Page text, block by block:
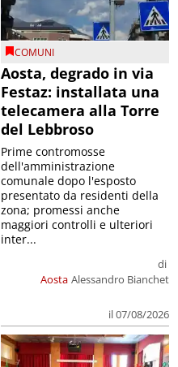
COMUNI
Aosta, degrado in via
Festaz: installata una
telecamera alla Torre
del Lebbroso
Aosta
di
Alessandro Bianchet
il 07/08/2026
Prime contromosse
dell'amministrazione
comunale dopo l'esposto
presentato da residenti della
zona; promessi anche
maggiori controlli e ulteriori
inter...